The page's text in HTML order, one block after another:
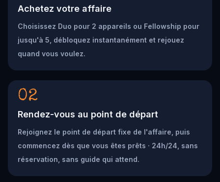
Achetez votre affaire
Choisissez Duo pour 2 appareils ou Fellowship pour
jusqu'à 5, débloquez instantanément et rejouez
quand vous voulez.
02
Rendez-vous au point de départ
Rejoignez le point de départ fixe de l'affaire, puis
commencez dès que vous êtes prêts · 24h/24, sans
réservation, sans guide qui attend.